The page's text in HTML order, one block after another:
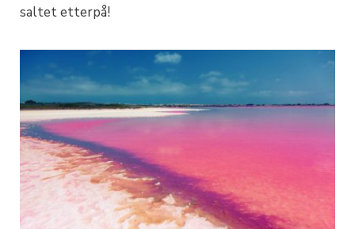
saltet etterpå!